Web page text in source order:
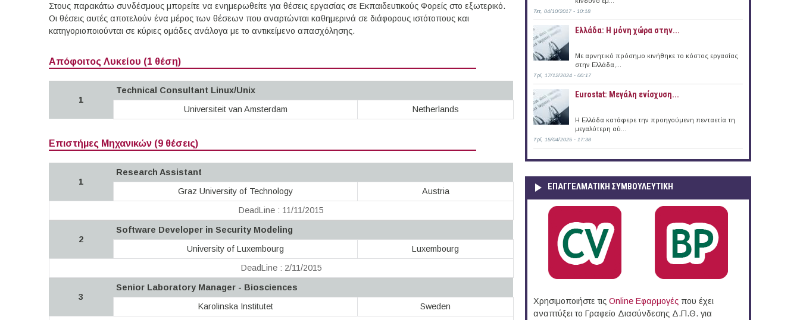
Στους παρακάτω συνδέσμους μπορείτε να ενημερωθείτε για θέσεις εργασίας σε Εκπαιδευτικούς Φορείς στο εξωτερικό.
Οι θέσεις αυτές αποτελούν ένα μέρος των θέσεων που αναρτώνται καθημερινά σε διάφορους ιστότοπους και
κατηγοριοποιούνται σε κύριες ομάδες ανάλογα με το αντικείμενο απασχόλησης.
Απόφοιτος Λυκείου (1 θέση)
1
Technical Consultant Linux/Unix
Universiteit van Amsterdam
Netherlands
Επιστήμες Μηχανικών (9 θέσεις)
1
Research Assistant
Graz University of Technology
Austria
DeadLine : 11/11/2015
2
Software Developer in Security Modeling
University of Luxembourg
Luxembourg
DeadLine : 2/11/2015
3
Senior Laboratory Manager - Biosciences
Karolinska Institutet
Sweden
Τετ, 04/10/2017 - 10:18
Ελλάδα: Η μόνη χώρα στην...
Με αρνητικό πρόσημο κινήθηκε το κόστος εργασίας
στην Ελλάδα,...
Τρί, 17/12/2024 - 00:17
Eurostat: Μεγάλη ενίσχυση...
H Ελλάδα κατάφερε την προηγούμενη πενταετία τη
μεγαλύτερη αύ...
Τρί, 15/04/2025 - 17:38
ΕΠΑΓΓΕΛΜΑΤΙΚΉ ΣΥΜΒΟΥΛΕΥΤΙΚΉ
Χρησιμοποιήστε τις Online Eφαρμογές που έχει
αναπτύξει το Γραφείο Διασύνδεσης Δ.Π.Θ. για